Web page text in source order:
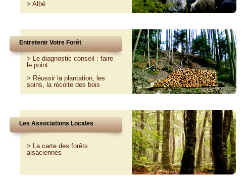
> Albé
Entretenir Votre Forêt
> Le diagnostic conseil : faire
le point
> Réussir la plantation, les
soins, la récolte des bois
Les Associations Locales
> La carte des forêts
alsaciennes